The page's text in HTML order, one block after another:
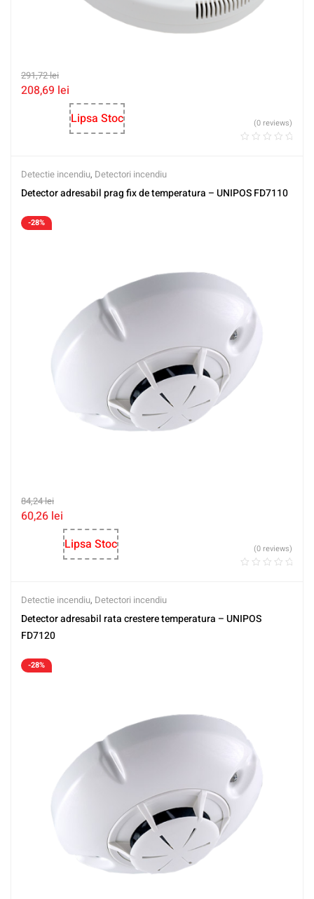
291,72lei
208,69 lei
Lipsa Stoc
(0 reviews)
Detectie incendiu, Detectori incendiu
Detector adresabil prag fix de temperatura – UNIPOS FD7110
-28%
84,24lei
60,26 lei
Lipsa Stoc
(0 reviews)
Detectie incendiu, Detectori incendiu
Detector adresabil rata crestere temperatura – UNIPOS
FD7120
-28%